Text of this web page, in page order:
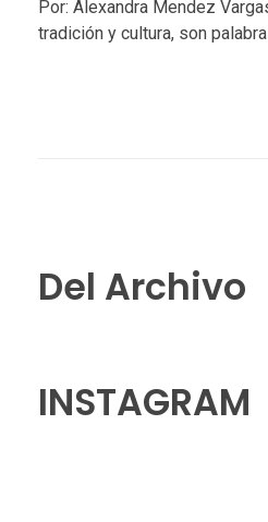
Por: Alexandra Mendez
tradición y cultura, son
Del Archivo
INSTAGRAM